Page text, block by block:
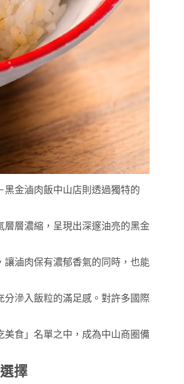
金滷肉飯中山店則透過獨特的
層濃縮，呈現出深邃油亮的黑金
滷肉保有濃郁香氣的同時，也能
滲入飯粒的滿足感。對許多國際
食」名單之中，成為中山商圈備
擇